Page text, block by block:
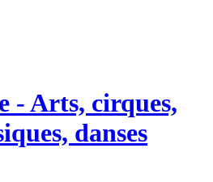
- Arts, cirques,
danses